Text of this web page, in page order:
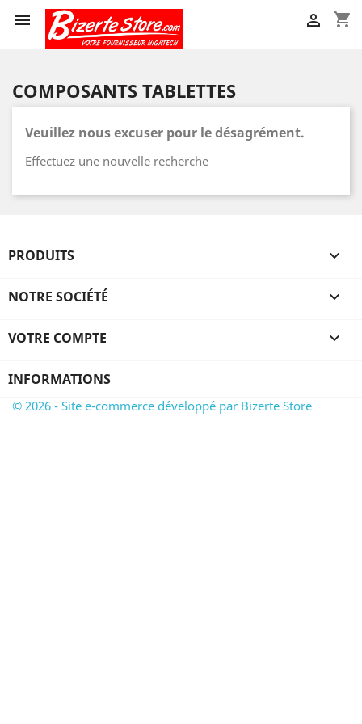
 shopping_cart

COMPOSANTS TABLETTES
Veuillez nous excuser pour le désagrément.
Effectuez une nouvelle recherche
PRODUITS 
NOTRE SOCIÉTÉ 
VOTRE COMPTE 
INFORMATIONS
© 2026 - Site e-commerce développé par Bizerte Store